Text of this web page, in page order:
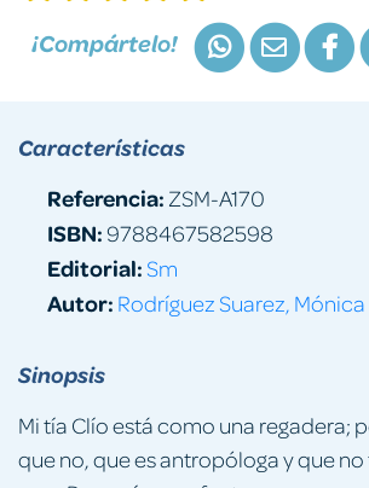
¡Compártelo!
Sinopsis
Mi tía Clío está como una regadera;
que no, que es antropóloga y que
Características
Referencia: ZSM-A170
ISBN:9788467582598
Editorial:Sm
Autor: Rodríguez Suarez, Mónica